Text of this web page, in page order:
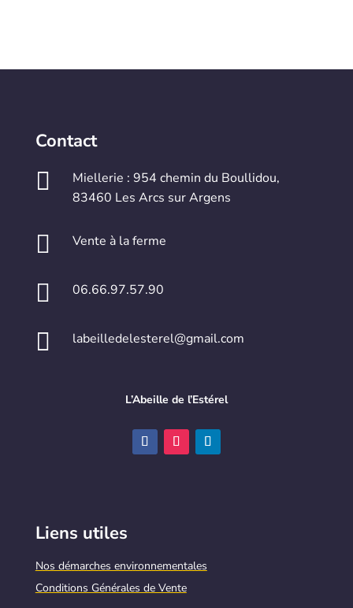
Contact

Miellerie : 954 chemin du Boullidou,
83460 Les Arcs sur Argens
 Vente à la ferme
 06.66.97.57.90
 labeilledelesterel@gmail.com
L’Abeille de l’Estérel
Liens utiles
Nos démarches environnementales
Conditions Générales de Vente